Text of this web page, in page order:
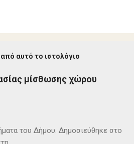
αυτό το ιστολόγιο
μίσθωσης χώρου
του Δήμου. Δημοσιεύθηκε στο